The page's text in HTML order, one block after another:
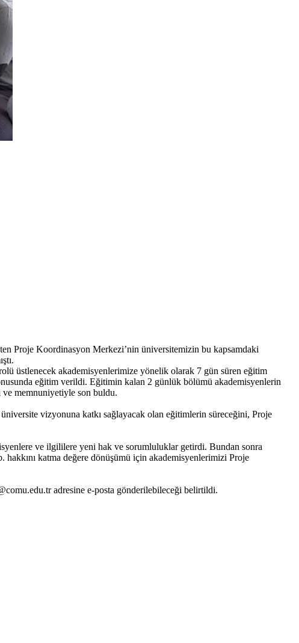
Proje Koordinasyon Merkezi’nin üniversitemizin bu kapsamdaki
üstlenecek akademisyenlerimize yönelik olarak 7 gün süren eğitim
eğitim verildi. Eğitimin kalan 2 günlük bölümü akademisyenlerin
memnuniyetiyle son buldu.
vizyonuna katkı sağlayacak olan eğitimlerin süreceğini, Proje
ve ilgililere yeni hak ve sorumluluklar getirdi. Bundan sonra
katma değere dönüşümü için akademisyenlerimizi Proje
adresine e-posta gönderilebileceği belirtildi.